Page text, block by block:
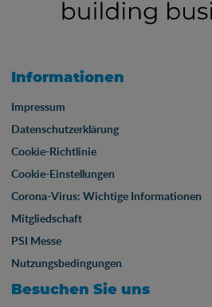
Informationen
Impressum
Datenschutzerklärung
Cookie-Richtlinie
Cookie-Einstellungen
Corona-Virus: Wichtige Informationen
Mitgliedschaft
PSI Messe
Nutzungsbedingungen
Besuchen Sie uns